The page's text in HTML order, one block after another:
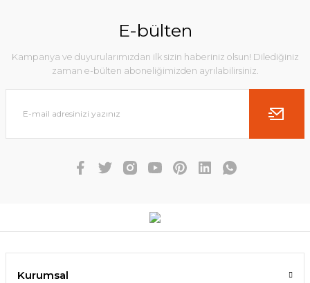
E-bülten
Kampanya ve duyurularımızdan ilk sizin haberiniz olsun! Dilediğiniz
zaman e-bülten aboneliğimizden ayrılabilirsiniz.
Kurumsal